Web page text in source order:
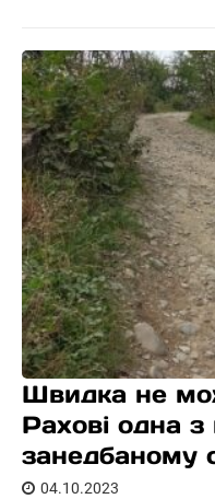
Швидка не
Рахові одна
занедбаному
04.10.2023